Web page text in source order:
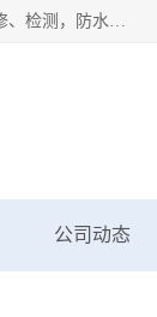
甘肃科探管道工程有限公司成立于2019年，注册地位于甘肃省兰州市。经营范围包括管道安装、清洗、疏通、维修、检测，防水工程，工程钻孔，化粪池清理，暖气安装，给排水管道安装维修，室内外管道如消防、供水、供热管道漏水检测定位，室内外防水堵漏等。
公司动态